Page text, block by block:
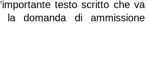
testo scritto che va
la domanda di ammissione